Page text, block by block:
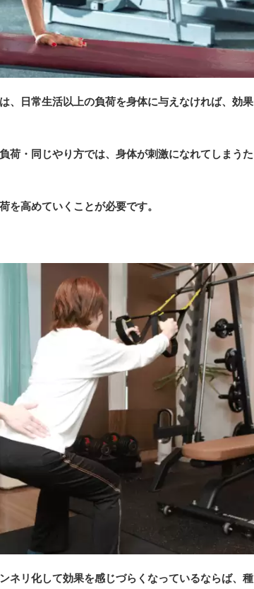
、日常生活以上の負荷を身体に与えなければ、効果
荷・同じやり方では、身体が刺激になれてしまうた
を高めていくことが必要です。
ネリ化して効果を感じづらくなっているならば、種